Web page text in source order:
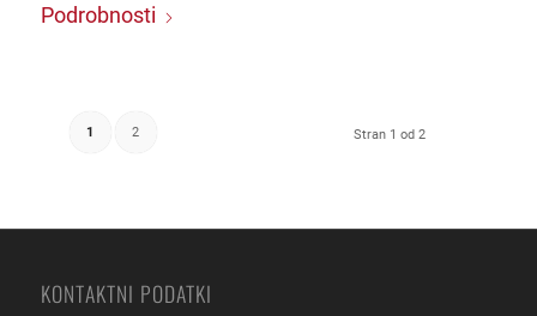
Podrobnosti
Stran 1 od 2
1 2
KONTAKTNI PODATKI